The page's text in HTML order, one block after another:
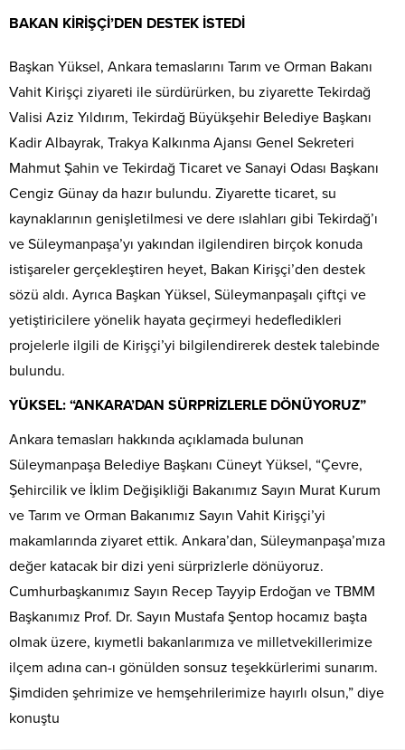
BAKAN KİRİŞÇİ’DEN DESTEK İSTEDİ
Başkan Yüksel, Ankara temaslarını Tarım ve Orman Bakanı
Vahit Kirişçi ziyareti ile sürdürürken, bu ziyarette Tekirdağ
Valisi Aziz Yıldırım, Tekirdağ Büyükşehir Belediye Başkanı
Kadir Albayrak, Trakya Kalkınma Ajansı Genel Sekreteri
Mahmut Şahin ve Tekirdağ Ticaret ve Sanayi Odası Başkanı
Cengiz Günay da hazır bulundu. Ziyarette ticaret, su
kaynaklarının genişletilmesi ve dere ıslahları gibi Tekirdağ’ı
ve Süleymanpaşa’yı yakından ilgilendiren birçok konuda
istişareler gerçekleştiren heyet, Bakan Kirişçi’den destek
sözü aldı. Ayrıca Başkan Yüksel, Süleymanpaşalı çiftçi ve
yetiştiricilere yönelik hayata geçirmeyi hedefledikleri
projelerle ilgili de Kirişçi’yi bilgilendirerek destek talebinde
bulundu.
YÜKSEL: “ANKARA’DAN SÜRPRİZLERLE DÖNÜYORUZ”
Ankara temasları hakkında açıklamada bulunan
Süleymanpaşa Belediye Başkanı Cüneyt Yüksel, “Çevre,
Şehircilik ve İklim Değişikliği Bakanımız Sayın Murat Kurum
ve Tarım ve Orman Bakanımız Sayın Vahit Kirişçi’yi
makamlarında ziyaret ettik. Ankara’dan, Süleymanpaşa’mıza
değer katacak bir dizi yeni sürprizlerle dönüyoruz.
Cumhurbaşkanımız Sayın Recep Tayyip Erdoğan ve TBMM
Başkanımız Prof. Dr. Sayın Mustafa Şentop hocamız başta
olmak üzere, kıymetli bakanlarımıza ve milletvekillerimize
ilçem adına can-ı gönülden sonsuz teşekkürlerimi sunarım.
Şimdiden şehrimize ve hemşehrilerimize hayırlı olsun,” diye
konuştu